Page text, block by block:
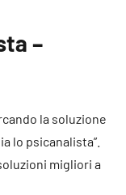
–
la soluzione
lo psicanalista”.
migliori a